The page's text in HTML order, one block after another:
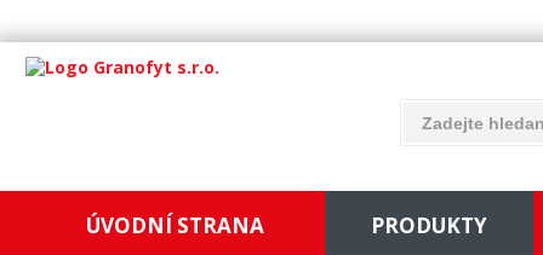
ÚVODNÍ STRANA PRODUKTY